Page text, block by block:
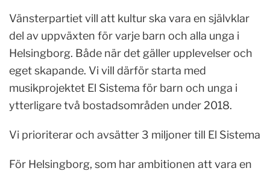
Vänsterpartiet vill att kultur ska vara en självklar
del av uppväxten för varje barn och alla unga i
Helsingborg. Både när det gäller upplevelser och
eget skapande. Vi vill därför starta med
musikprojektet El Sistema för barn och unga i
ytterligare två bostadsområden under 2018.
Vi prioriterar och avsätter 3 miljoner till El Sistema
För Helsingborg, som har ambitionen att vara en